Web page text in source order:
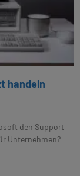
handeln
den Support
Unternehmen?